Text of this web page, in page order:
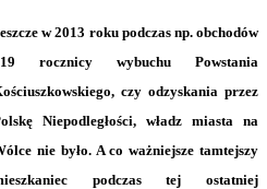
w 2013 roku podczas np. obchodów
rocznicy wybuchu Powstania
czy odzyskania przez
Niepodległości, władz miasta na
nie było. A co ważniejsze tamtejszy
podczas tej ostatniej